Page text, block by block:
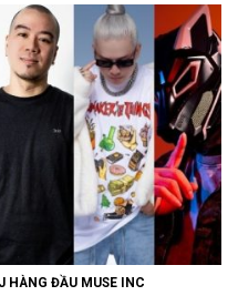
HÀNG ĐẦU MUSE INC